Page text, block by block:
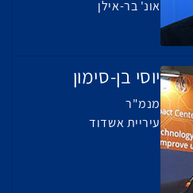
אונ' בר-אילן
יוסי בן-סימון
מנמ"ר
עיריית אשדוד